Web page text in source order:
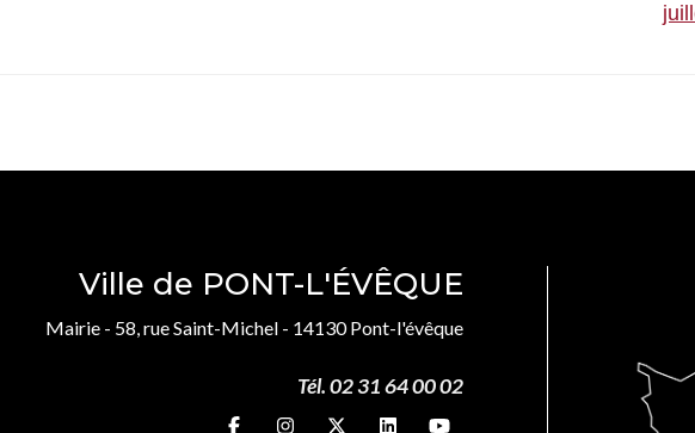
Ville de PONT-L'ÉVÊQUE
Mairie - 58, rue Saint-Michel - 14130 Pont-l'évêque
Tél. 02 31 64 00 02
Suivez-nous sur
Suivez-nous sur
Suivez-nous sur
Suivez-nous sur
Suivez-nous sur